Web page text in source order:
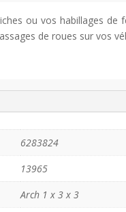
ou vos habillages de
de roues sur vos
6283824
13965
Arch 1 x 3 x 3